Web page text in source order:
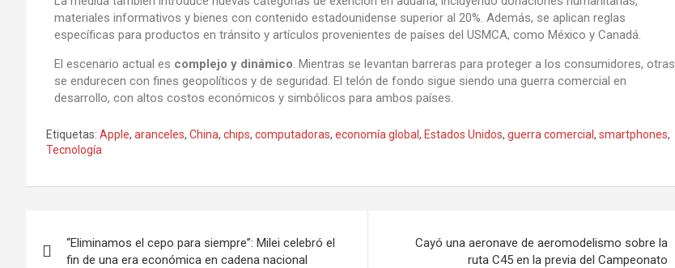
materiales informativos y bienes con contenido estadounidense superior al 20%. Además, se aplican reglas
específicas para productos en tránsito y artículos provenientes de países del USMCA, como México y Canadá.
El escenario actual es complejo y dinámico. Mientras se levantan barreras para proteger a los consumidores, otras
se endurecen con fines geopolíticos y de seguridad. El telón de fondo sigue siendo una guerra comercial en
desarrollo, con altos costos económicos y simbólicos para ambos países.
Etiquetas: Apple, aranceles, China, chips, computadoras, economía global , Estados Unidos, guerra comercial , smartphones,
Tecnología
“Eliminamos el cepo para siempre”: Milei celebró el
fin de una era económica en cadena nacional
Cayó una aeronave de aeromodelismo sobre la
ruta C45 en la previa del Campeonato